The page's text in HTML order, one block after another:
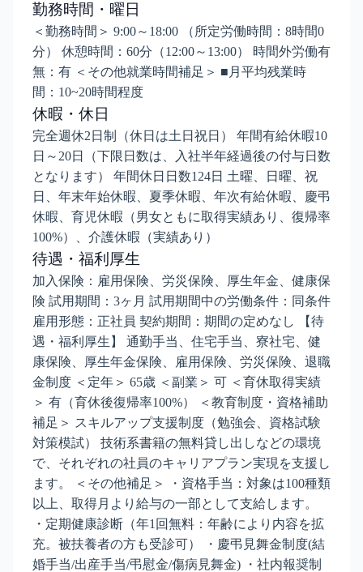
勤務時間・曜日
＜勤務時間＞ 9:00～18:00 （所定労働時間：8時間0
分） 休憩時間：60分（12:00～13:00） 時間外労働有
無：有 ＜その他就業時間補足＞ ■月平均残業時
間：10~20時間程度
休暇・休日
完全週休2日制（休日は土日祝日） 年間有給休暇10
日～20日（下限日数は、入社半年経過後の付与日数
となります） 年間休日日数124日 土曜、日曜、祝
日、年末年始休暇、夏季休暇、年次有給休暇、慶弔
休暇、育児休暇（男女ともに取得実績あり、復帰率
100%）、介護休暇（実績あり）
待遇・福利厚生
加入保険：雇用保険、労災保険、厚生年金、健康保
険 試用期間：3ヶ月 試用期間中の労働条件：同条件
雇用形態：正社員 契約期間：期間の定めなし 【待
遇・福利厚生】 通勤手当、住宅手当、寮社宅、健
康保険、厚生年金保険、雇用保険、労災保険、退職
金制度 ＜定年＞ 65歳 ＜副業＞ 可 ＜育休取得実績
＞ 有（育休後復帰率100%） ＜教育制度・資格補助
補足＞ スキルアップ支援制度（勉強会、資格試験
対策模試） 技術系書籍の無料貸し出しなどの環境
で、それぞれの社員のキャリアプラン実現を支援し
ます。 ＜その他補足＞ ・資格手当：対象は100種類
以上、取得月より給与の一部として支給します。
・定期健康診断（年1回無料：年齢により内容を拡
充。被扶養者の方も受診可） ・慶弔見舞金制度(結
婚手当/出産手当/弔慰金/傷病見舞金) ・社内報奨制